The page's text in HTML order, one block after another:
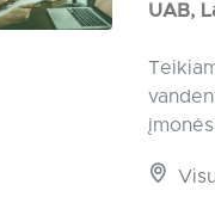
UAB,